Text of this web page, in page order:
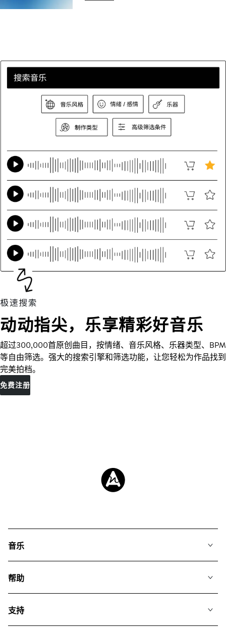
动动指尖，乐享精彩好音乐
超过300,000首原创曲目，按情绪、音乐风格、乐器类型、BPM
等自由筛选。强大的搜索引擎和筛选功能，让您轻松为作品找到
完美拍档。
免费注册
音乐
搜索
专辑
帮助
我们如何运用AI
支持